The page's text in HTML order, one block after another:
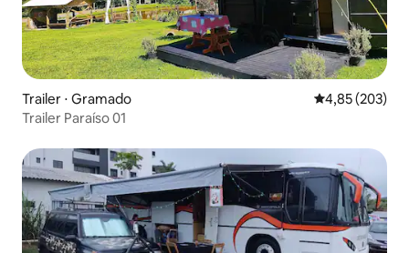
Trailer ⋅ Gramado 4,85 de uma
4,85 (203)
Trailer Paraíso 01